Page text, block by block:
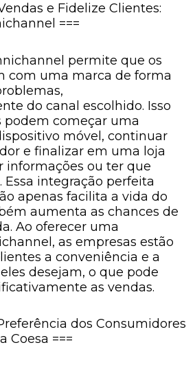
e Fidelize Clientes:
===
permite que os
com uma marca de forma
do canal escolhido. Isso
podem começar uma
móvel, continuar
e finalizar em uma loja
informações ou ter que
Essa integração perfeita
apenas facilita a vida do
aumenta as chances de
Ao oferecer uma
as empresas estão
a conveniência e a
desejam, o que pode
as vendas.
dos Consumidores
Coesa ===